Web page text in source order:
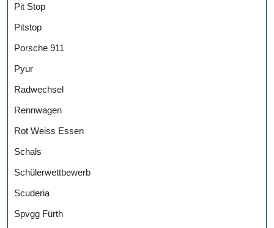
Pit Stop
Pitstop
Porsche 911
Pyur
Radwechsel
Rennwagen
Rot Weiss Essen
Schals
Schülerwettbewerb
Scuderia
Spvgg Fürth